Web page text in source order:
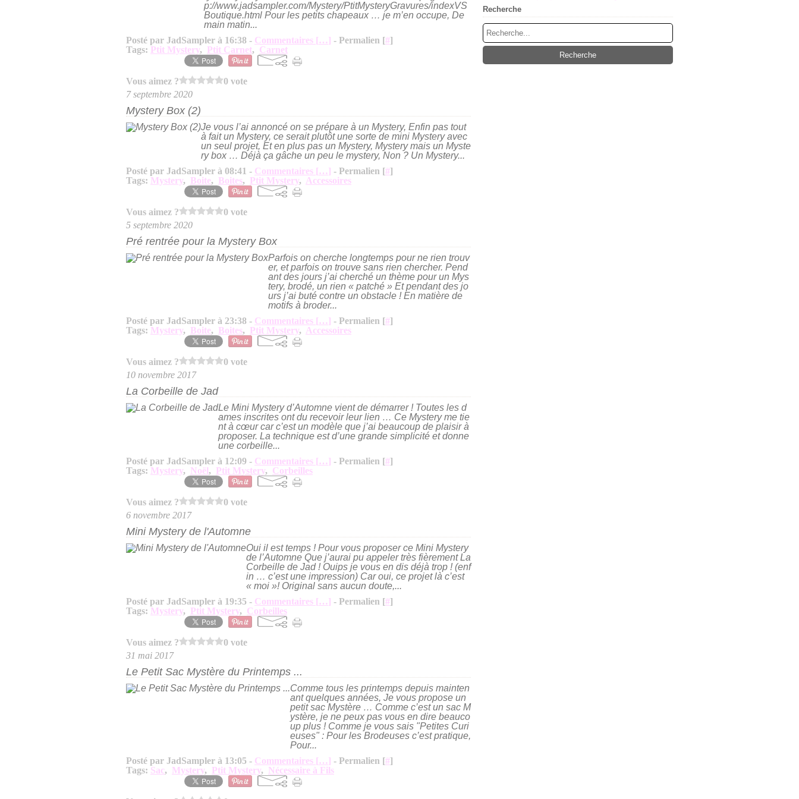
p://www.jadsampler.com/Mystery/PtitMysteryGravures/indexVS
Boutique.html Pour les petits chapeaux … je m’en occupe, De
main matin...
Posté par JadSampler à 16:38 - Commentaires […] - Permalien [#]
Tags: Ptit Mystery, Ptit Carnet, Carnet
Vous aimez ?
0 vote
7 septembre 2020
Mystery Box (2)
Je vous l’ai annoncé on se prépare à un Mystery, Enfin pas tout
à fait un Mystery, ce serait plutôt une sorte de mini Mystery avec
un seul projet, Et en plus pas un Mystery, Mystery mais un Myste
ry box … Déjà ça gâche un peu le mystery, Non ? Un Mystery...
Posté par JadSampler à 08:41 - Commentaires […] - Permalien [#]
Tags: Mystery, Boite, Boites, Ptit Mystery, Accessoires
Vous aimez ?
0 vote
5 septembre 2020
Pré rentrée pour la Mystery Box
Parfois on cherche longtemps pour ne rien trouv
er, et parfois on trouve sans rien chercher. Pend
ant des jours j’ai cherché un thème pour un Mys
tery, brodé, un rien « patché » Et pendant des jo
urs j’ai buté contre un obstacle ! En matière de
motifs à broder...
Posté par JadSampler à 23:38 - Commentaires […] - Permalien [#]
Tags: Mystery, Boite, Boites, Ptit Mystery, Accessoires
Vous aimez ?
0 vote
10 novembre 2017
La Corbeille de Jad
Le Mini Mystery d’Automne vient de démarrer ! Toutes les d
ames inscrites ont du recevoir leur lien … Ce Mystery me tie
nt à cœur car c’est un modèle que j’ai beaucoup de plaisir à
proposer. La technique est d’une grande simplicité et donne
une corbeille...
Posté par JadSampler à 12:09 - Commentaires […] - Permalien [#]
Tags: Mystery, Noël, Ptit Mystery, Corbeilles
Vous aimez ?
0 vote
6 novembre 2017
Mini Mystery de l'Automne
Oui il est temps ! Pour vous proposer ce Mini Mystery
de l’Automne Que j’aurai pu appeler très fièrement La
Corbeille de Jad ! Ouips je vous en dis déjà trop ! (enf
in … c’est une impression) Car oui, ce projet là c’est
« moi »! Original sans aucun doute,...
Posté par JadSampler à 19:35 - Commentaires […] - Permalien [#]
Tags: Mystery, Ptit Mystery, Corbeilles
Vous aimez ?
0 vote
31 mai 2017
Le Petit Sac Mystère du Printemps ...
Comme tous les printemps depuis mainten
ant quelques années, Je vous propose un
petit sac Mystère … Comme c’est un sac M
ystère, je ne peux pas vous en dire beauco
up plus ! Comme je vous sais "Petites Curi
euses" : Pour les Brodeuses c’est pratique,
Pour...
Posté par JadSampler à 13:05 - Commentaires […] - Permalien [#]
Tags: Sac, Mystery, Ptit Mystery, Nécessaire à Fils
Recherche